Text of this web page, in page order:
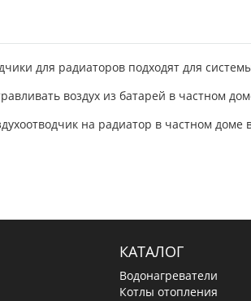
для радиаторов подходят для
воздух из батарей в частном
на радиатор в частном доме
КАТАЛОГ
Водонагреватели
Котлы отопления